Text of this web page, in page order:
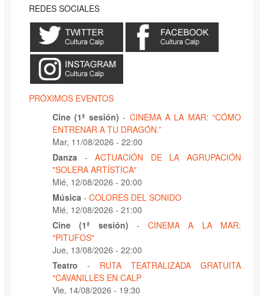
REDES SOCIALES
PRÓXIMOS EVENTOS
Cine (1ª sesión) - CINEMA A LA MAR: “CÓMO
ENTRENAR A TU DRAGÓN.”
Mar, 11/08/2026 - 22:00
Danza
-ACTUACIÓN DE LA AGRUPACIÓN
"SOLERA ARTÍSTICA"
Mié, 12/08/2026 - 20:00
Música - COLORES DEL SONIDO
Mié, 12/08/2026 - 21:00
Cine (1ª sesión)
-CINEMA A LA MAR:
"PITUFOS"
Jue, 13/08/2026 - 22:00
Teatro
- RUTA TEATRALIZADA GRATUITA
"CAVANILLES EN CALP
Vie, 14/08/2026 - 19:30